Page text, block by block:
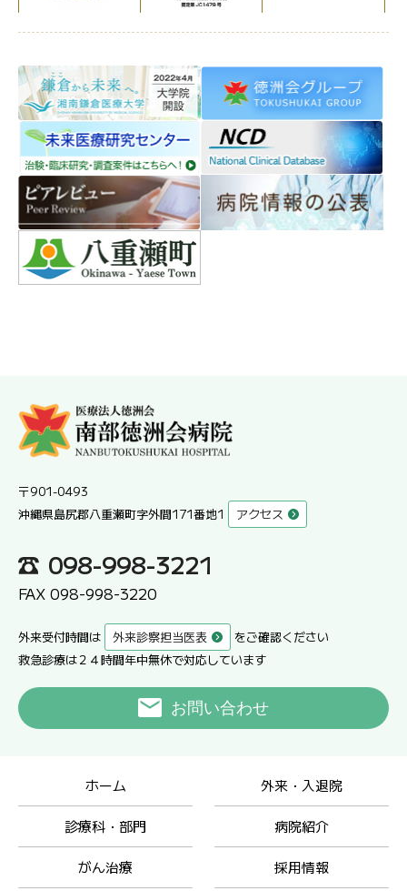
〒901-0493
沖縄県島尻郡八重瀬町字外間171番地1
アクセス
098-998-3221
FAX 098-998-3220
外来受付時間は 外来診察担当医表
をご確認ください
救急診療は２４時間年中無休で対応しています
お問い合わせ
ホーム 外来・入退院
診療科・部門 病院紹介
がん治療 採用情報